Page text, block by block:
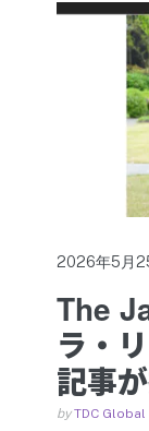
2026年5月
The
ラ・
記事
byTDC Global